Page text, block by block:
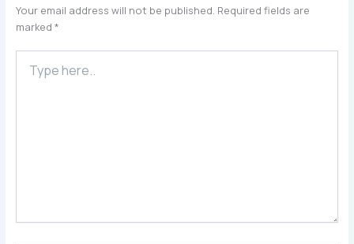
Your email address will not be published. Required fields are
marked *
here..